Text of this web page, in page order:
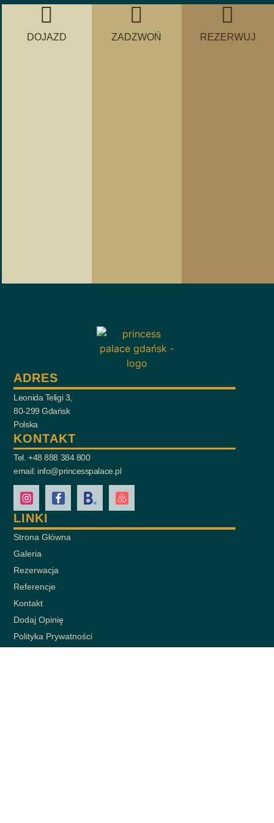
DOJAZD ZADZWOŃ REZERWUJ
ADRES
Leonida Teligi 3,
80-299 Gdańsk
Polska
KONTAKT
Tel. +48 888 384 800
email: info@princesspalace.pl
LINKI
Strona Główna
Galeria
Rezerwacja
Referencje
Kontakt
Dodaj Opinię
Polityka Prywatności